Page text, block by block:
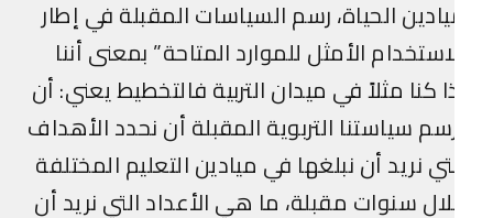
الحياة، رسم السياسات المقبلة في إطار
الأمثل للموارد المتاحة” بمعنى أننا
كنا مثلاً في ميدان التربية فالتخطيط يعني: أن
سياستنا التربوية المقبلة أن نحدد الأهداف
نريد أن نبلغها في ميادين التعليم المختلفة
سنوات مقبلة، ما هي الأعداد التي نريد أن